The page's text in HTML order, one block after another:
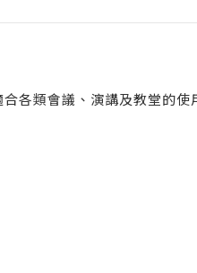
各類會議、演講及教堂的使